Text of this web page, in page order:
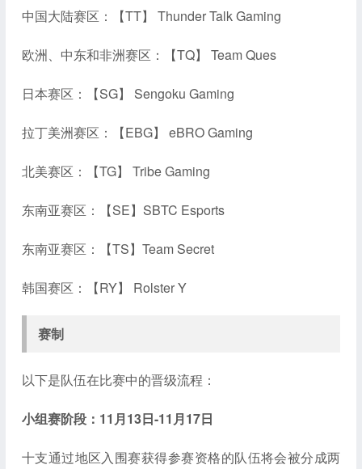
中国大陆赛区：【TT】 Thunder Talk Gaming
欧洲、中东和非洲赛区：【TQ】 Team Ques
日本赛区：【SG】 Sengoku Gaming
拉丁美洲赛区：【EBG】 eBRO Gaming
北美赛区：【TG】 Tribe Gaming
东南亚赛区：【SE】SBTC Esports
东南亚赛区：【TS】Team Secret
韩国赛区：【RY】 Rolster Y
赛制
以下是队伍在比赛中的晋级流程：
小组赛阶段：11月13日-11月17日
十支通过地区入围赛获得参赛资格的队伍将会被分成两